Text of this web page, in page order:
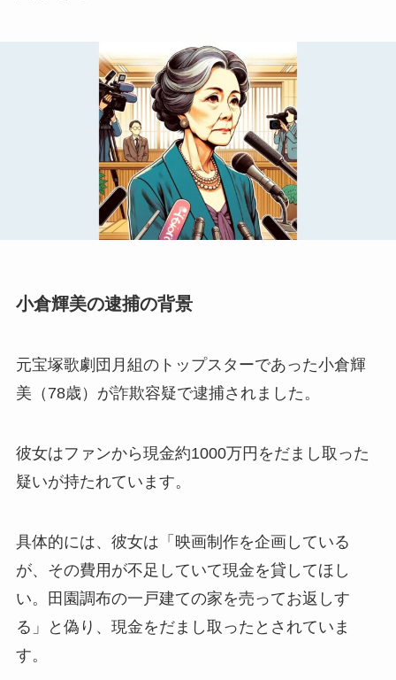
小倉輝美の逮捕の背景
元宝塚歌劇団月組のトップスターであった小倉輝
美（78歳）が詐欺容疑で逮捕されました。
彼女はファンから現金約1000万円をだまし取った
疑いが持たれています。
具体的には、彼女は「映画制作を企画している
が、その費用が不足していて現金を貸してほし
い。田園調布の一戸建ての家を売ってお返しす
る」と偽り、現金をだまし取ったとされていま
す。